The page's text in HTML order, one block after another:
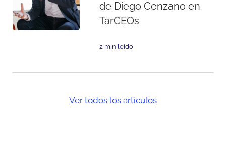
de Diego Cenzano en
TarCEOs
2 min leído
Ver todos los artículos